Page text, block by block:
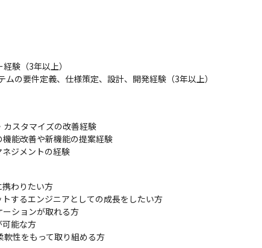
能
ントが可能です。
業務
験（3年以上）
の要件定義、仕様策定、設計、開発経験（3年以上）
カスタマイズの改善経験
能改善や新機能の提案経験
ジメントの経験
携わりたい方
するエンジニアとしての成長をしたい方
ーションが取れる方
可能な方
軟性をもって取り組める方